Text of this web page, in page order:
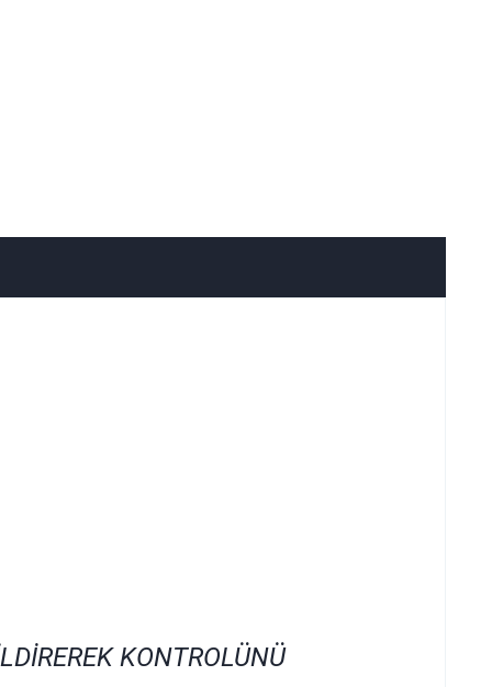
KONTROLÜNÜ